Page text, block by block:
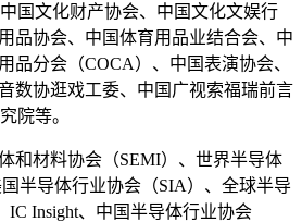
国文化财产协会、中国文化文娱行
品协会、中国体育用品业结合会、中
品分会（COCA）、中国表演协会、
数协逛戏工委、中国广视索福瑞前言
院等。
材料协会（SEMI）、世界半导体
半导体行业协会（SIA）、全球半导
IC Insight、中国半导体行业协会